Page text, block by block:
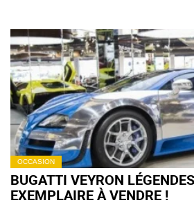
OCCASION
BUGATTI VEYRON
EXEMPLAIRE À VENDRE !